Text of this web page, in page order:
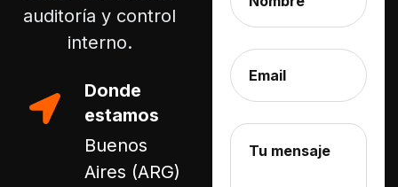
auditoría y control
interno.
Donde
estamos
Buenos
Aires (ARG)